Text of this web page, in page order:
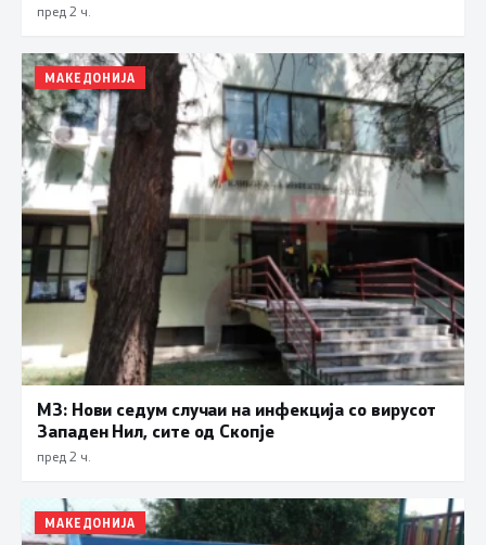
пред 2 ч.
МАКЕДОНИЈА
МЗ: Нови седум случаи на инфекција со вирусот
Западен Нил, сите од Скопје
пред 2 ч.
МАКЕДОНИЈА